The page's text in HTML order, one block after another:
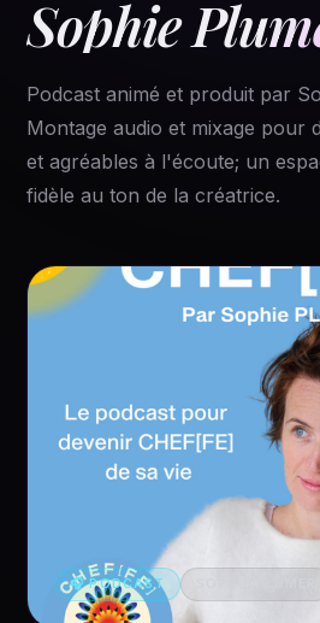
Sophie
Podcast animé et produit par
Montage audio et mixage pour
et agréables à l'écoute; un
fidèle au ton de la créatrice.
🎧 PODCAST